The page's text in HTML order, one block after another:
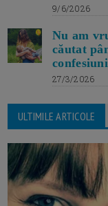
9/6/2026
Nu am
căutat
27/3/2026
ULTIMILE ARTICOLE